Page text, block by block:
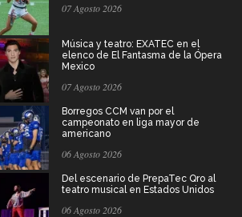
07 Agosto 2026
Música y teatro: EXATEC en el
elenco de El Fantasma de la Ópera
Mexico
07 Agosto 2026
Borregos CCM van por el
campeonato en liga mayor de
americano
06 Agosto 2026
Del escenario de PrepaTec Qro al
teatro musical en Estados Unidos
06 Agosto 2026